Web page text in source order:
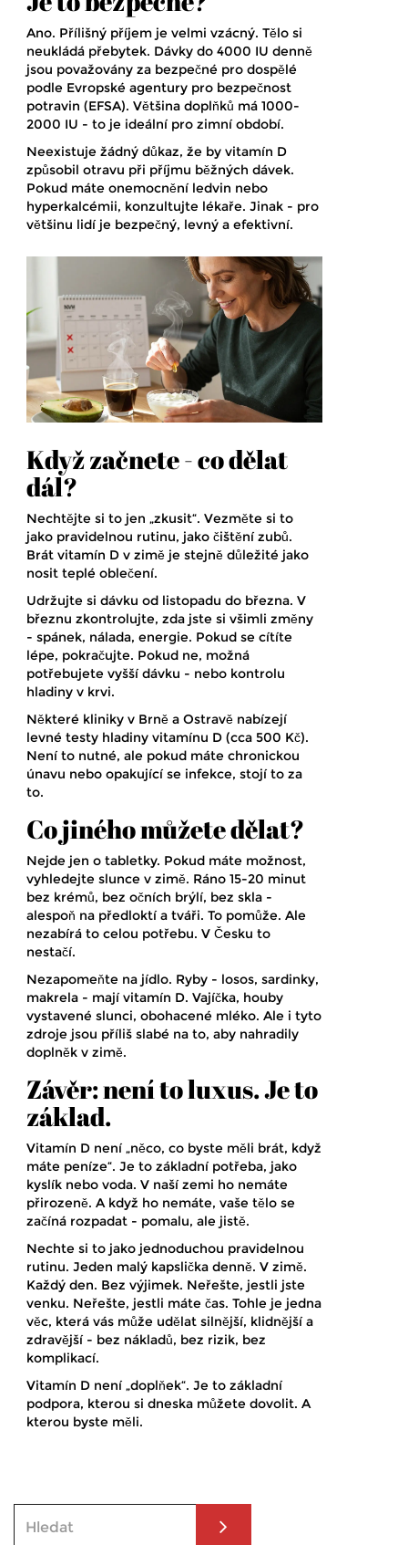
Ano. Přílišný příjem je velmi vzácný. Tělo si
neukládá přebytek. Dávky do 4000 IU denně
jsou považovány za bezpečné pro dospělé
podle Evropské agentury pro bezpečnost
potravin (EFSA). Většina doplňků má 1000-
2000 IU - to je ideální pro zimní období.
Neexistuje žádný důkaz, že by vitamín D
způsobil otravu při příjmu běžných dávek.
Pokud máte onemocnění ledvin nebo
hyperkalcémii, konzultujte lékaře. Jinak - pro
většinu lidí je bezpečný, levný a efektivní.
Když začnete - co dělat
dál?
Nechtějte si to jen „zkusit“. Vezměte si to
jako pravidelnou rutinu, jako čištění zubů.
Brát vitamín D v zimě je stejně důležité jako
nosit teplé oblečení.
Udržujte si dávku od listopadu do března. V
březnu zkontrolujte, zda jste si všimli změny
- spánek, nálada, energie. Pokud se cítíte
lépe, pokračujte. Pokud ne, možná
potřebujete vyšší dávku - nebo kontrolu
hladiny v krvi.
Některé kliniky v Brně a Ostravě nabízejí
levné testy hladiny vitamínu D (cca 500 Kč).
Není to nutné, ale pokud máte chronickou
únavu nebo opakující se infekce, stojí to za
to.
Co jiného můžete dělat?
Nejde jen o tabletky. Pokud máte možnost,
vyhledejte slunce v zimě. Ráno 15-20 minut
bez krémů, bez očních brýlí, bez skla -
alespoň na předloktí a tváři. To pomůže. Ale
nezabírá to celou potřebu. V Česku to
nestačí.
Nezapomeňte na jídlo. Ryby - losos, sardinky,
makrela - mají vitamín D. Vajíčka, houby
vystavené slunci, obohacené mléko. Ale i tyto
zdroje jsou příliš slabé na to, aby nahradily
doplněk v zimě.
Závěr: není to luxus. Je to
základ.
Vitamín D není „něco, co byste měli brát, když
máte peníze“. Je to základní potřeba, jako
kyslík nebo voda. V naší zemi ho nemáte
přirozeně. A když ho nemáte, vaše tělo se
začíná rozpadat - pomalu, ale jistě.
Nechte si to jako jednoduchou pravidelnou
rutinu. Jeden malý kapslička denně. V zimě.
Každý den. Bez výjimek. Neřešte, jestli jste
venku. Neřešte, jestli máte čas. Tohle je jedna
věc, která vás může udělat silnější, klidnější a
zdravější - bez nákladů, bez rizik, bez
komplikací.
Vitamín D není „doplňek“. Je to základní
podpora, kterou si dneska můžete dovolit. A
kterou byste měli.